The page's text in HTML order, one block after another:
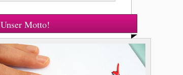
Unser Motto!